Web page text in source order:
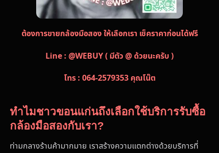
ต้องการขายกล้องมือสอง ให้เลือกเรา เช็คราคาก่อนได้ฟรี
Line : @WEBUY ( มีตัว @ ด้วยนะครับ )
โทร : 064-2579353 คุณโน๊ต
ทำไมชาวขอนแก่นถึงเลือกใช้บริการรับซื้อ
กล้องมือสองกับเรา?
ท่ามกลางร้านค้ามากมาย เราสร้างความแตกต่างด้วยบริการที่